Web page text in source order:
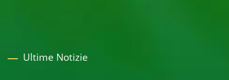
Ultime Notizie